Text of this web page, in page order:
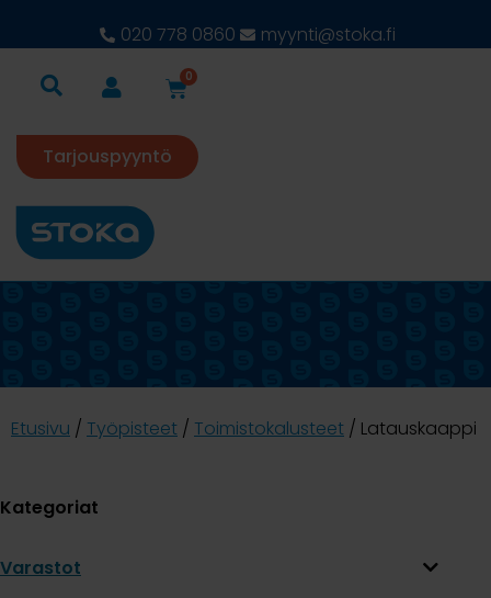
020 778 0860 myynti@stoka.fi
0
Tarjouspyyntö
Etusivu / Työpisteet / Toimistokalusteet / Latauskaappi
Kategoriat
Varastot